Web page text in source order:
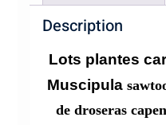
Description
Lots plantes
Muscipula
de droseras